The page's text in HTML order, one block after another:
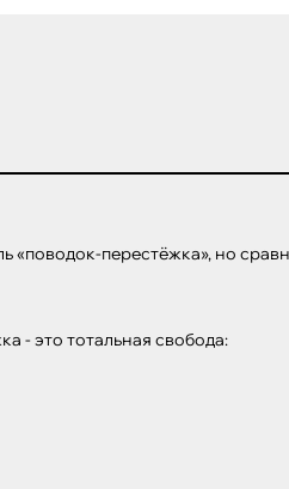
«поводок-перестёжка», но
- это тотальная свобода: